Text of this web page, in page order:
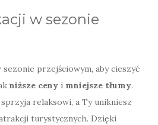
w sezonie
przejściowym, aby cieszyć
niższe ceny i mniejsze tłumy.
relaksowi, a Ty unikniesz
turystycznych. Dzięki